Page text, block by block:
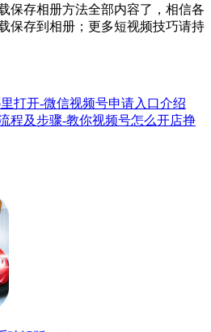
存相册方法全部内容了，相信各
保存到相册；更多短视频技巧请持
打开-微信视频号申请入口介绍
程及步骤-教你视频号怎么开店挣